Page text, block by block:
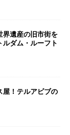
界遺産の旧市街を
ダム・ルーフト
屋！テルアビブの